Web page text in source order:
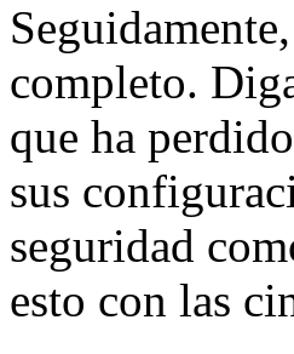
completo.
que ha
sus
seguridad
esto con las